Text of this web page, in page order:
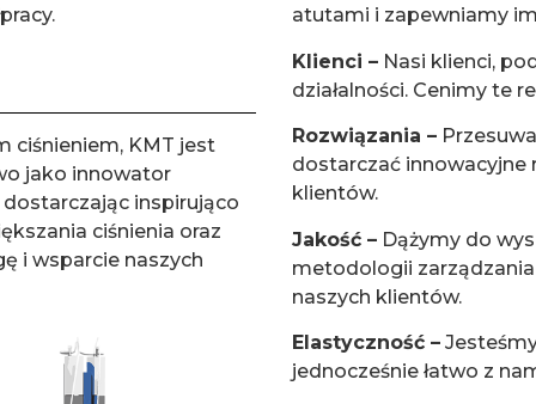
ciśnieniem, KMT jest
jako innowator
inspirująco
ciśnienia oraz
i wsparcie naszych
atutami i zapewniamy
Klienci – Nasi klienci,
działalności. Cenimy te
Rozwiązania –
dostarczać innowacyjne
klientów.
Jakość – Dążymy do
metodologii
naszych klientów.
Elastyczność –
jednocześnie łatwo z